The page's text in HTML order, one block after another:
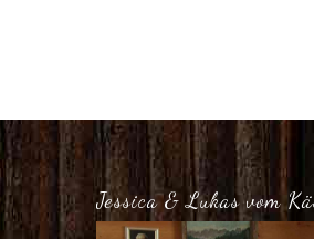
Jessica & Lukas vom